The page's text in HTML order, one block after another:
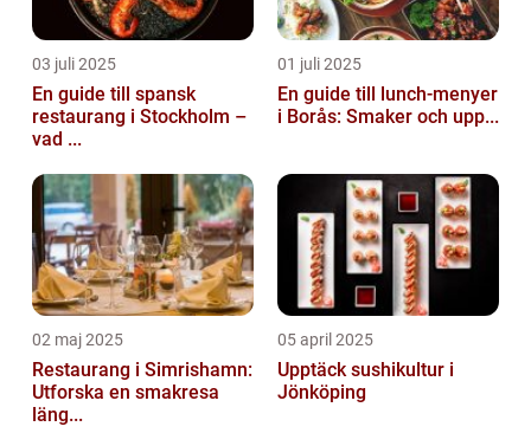
03 juli 2025
En guide till spansk
restaurang i Stockholm –
vad ...
01 juli 2025
En guide till lunch-menyer
i Borås: Smaker och upp...
02 maj 2025
Restaurang i Simrishamn:
Utforska en smakresa
läng...
05 april 2025
Upptäck sushikultur i
Jönköping